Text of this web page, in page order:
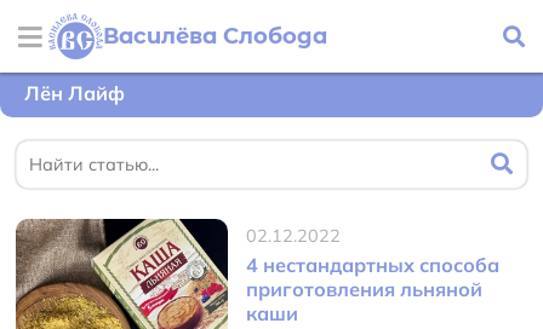
Василёва Слобода
Лён Лайф
02.12.2022
4 нестандартных способа
приготовления льняной
каши